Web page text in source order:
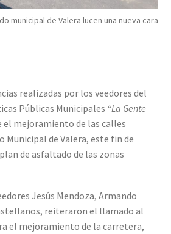
municipal de Valera lucen una nueva cara
realizadas por los veedores del
Públicas Municipales “La Gente
el mejoramiento de las calles
Municipal de Valera, este fin de
de asfaltado de las zonas
Jesús Mendoza, Armando
reiteraron el llamado al
el mejoramiento de la carretera,